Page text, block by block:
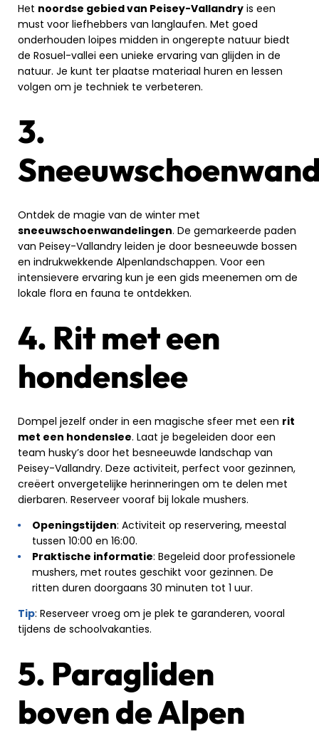
Het noordse gebied van Peisey-Vallandry is een
must voor liefhebbers van langlaufen. Met goed
onderhouden loipes midden in ongerepte natuur biedt
de Rosuel-vallei een unieke ervaring van glijden in de
natuur. Je kunt ter plaatse materiaal huren en lessen
volgen om je techniek te verbeteren.
3.
Ontdek de magie van de winter met
sneeuwschoenwandelingen. De gemarkeerde paden
van Peisey-Vallandry leiden je door besneeuwde bossen
en indrukwekkende Alpenlandschappen. Voor een
intensievere ervaring kun je een gids meenemen om de
lokale flora en fauna te ontdekken.
4. Rit met een
hondenslee
Dompel jezelf onder in een magische sfeer met een rit
met een hondenslee. Laat je begeleiden door een
team husky’s door het besneeuwde landschap van
Peisey-Vallandry. Deze activiteit, perfect voor gezinnen,
creëert onvergetelijke herinneringen om te delen met
dierbaren. Reserveer vooraf bij lokale mushers.
Openingstijden: Activiteit op reservering, meestal
tussen 10:00 en 16:00.
Praktische informatie: Begeleid door professionele
mushers, met routes geschikt voor gezinnen. De
ritten duren doorgaans 30 minuten tot 1 uur.
Tip: Reserveer vroeg om je plek te garanderen, vooral
tijdens de schoolvakanties.
5. Paragliden
boven de Alpen